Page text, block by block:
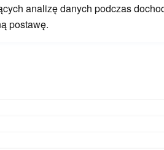
analizę danych podczas
postawę.